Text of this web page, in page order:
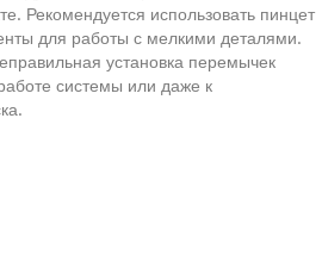
Рекомендуется использовать пинцет
для работы с мелкими деталями.
установка перемычек
системы или даже к